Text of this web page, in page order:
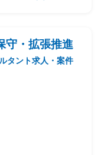
でのシステム設計
検討、それらのド
ームの橋渡し役
・策定
用・保守まで担
残る前提)
守・拡張推進
タント求人・案件